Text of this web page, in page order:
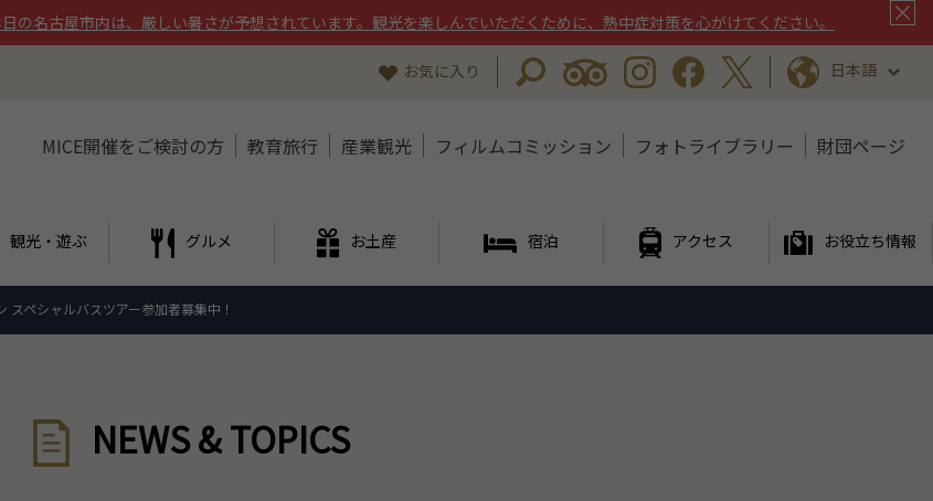
の名古屋市内は、厳しい暑さが予想されています。観光を楽しんでいただくために、熱中症対策を心がけてください。
お気に入り 日本語
MICE開催をご検討の方 教育旅行 産業観光 フィルムコミッション フォトライブラリー 財団ページ
観光・遊ぶ グルメ お土産 宿泊 アクセス お役立ち情報
ペシャルバスツアー参加者募集中！
NEWS & TOPICS